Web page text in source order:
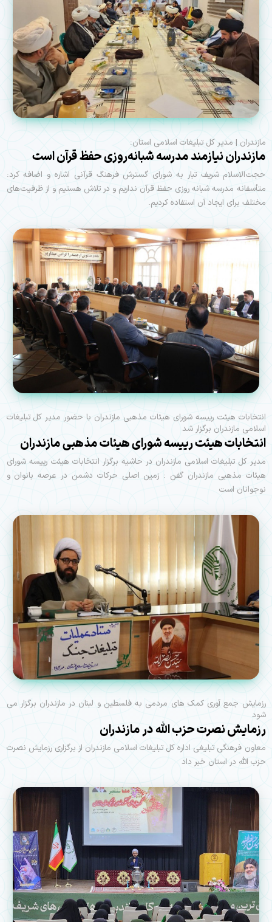
مازندران | مدیر کل تبلیغات اسلامی استان:
مازندران نیازمند مدرسه شبانه‌روزی حفظ قرآن است
حجت‌الاسلام شریف تبار به شورای گسترش فرهنگ قرآنی اشاره و اضافه کرد:
متأسفانه مدرسه شبانه روزی حفظ قرآن نداریم و در تلاش هستیم و از ظرفیت‌های
مختلف برای ایجاد آن استفاده کردیم.
انتخابات هیئت رییسه شورای هیئات مذهبی مازندران با حضور مدیر کل تبلیغات
اسلامی مازندران برگزار شد
انتخابات هیئت رییسه شورای هیئات مذهبی مازندران
مدیر کل تبلیغات اسلامی مازندران در حاشیه برگزار انتخابات هیئت رییسه شورای
هیئات مذهبی مازندران گفن : زمین اصلی حرکات دشمن در عرصه بانوان و
نوجوانان است
رزمایش جمع آوری کمک های مردمی به فلسطین و لبنان در مازندران برگزار می
شود
رزمایش نصرت حزب الله در مازندران
معاون فرهنگی تبلیغی اداره کل تبلیغات اسلامی مازندران از برگزاری رزمایش نصرت
حزب الله در استان خبر داد